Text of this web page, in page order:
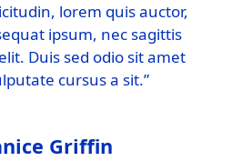
lorem quis auctor,
ipsum, nec sagittis
Duis sed odio sit amet
cursus a sit.”
Griffin